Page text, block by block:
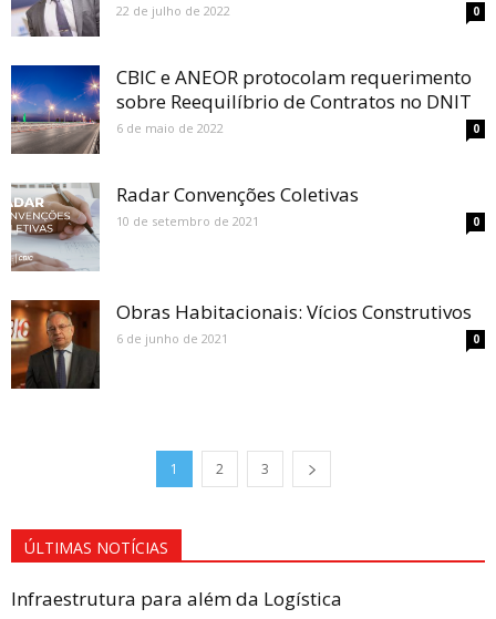
22 de julho de 2022 0
CBIC e ANEOR protocolam requerimento
sobre Reequilíbrio de Contratos no DNIT
6 de maio de 2022 0
Radar Convenções Coletivas
10 de setembro de 2021 0
Obras Habitacionais: Vícios Construtivos
6 de junho de 2021 0
1 2 3
ÚLTIMAS NOTÍCIAS
Infraestrutura para além da Logística